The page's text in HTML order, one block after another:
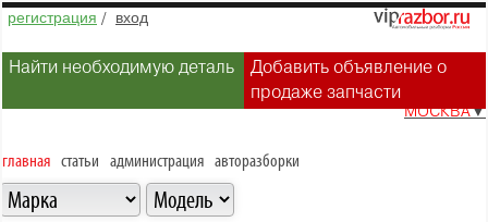
регистрация / вход
Найти необходимую деталь
Добавить объявление о
продаже запчасти
МОСКВА▼
главная статьи администрация авторазборки